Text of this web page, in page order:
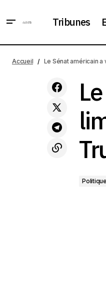
Tribunes
font la guerre, Mexico
Accueil Le Sénat américain
Politique